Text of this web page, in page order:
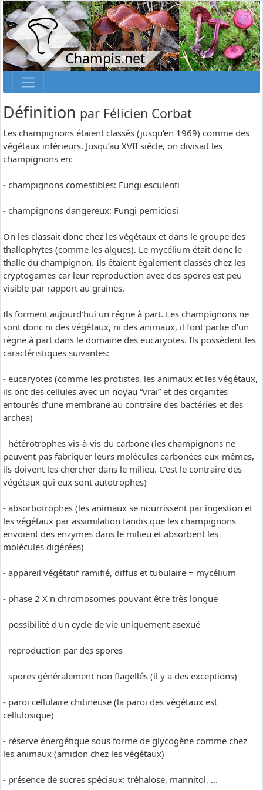
Champis.net
Définition par Félicien Corbat
Les champignons étaient classés (jusqu'en 1969) comme des
végétaux inférieurs. Jusqu’au XVII siècle, on divisait les
champignons en:
- champignons comestibles: Fungi esculenti
- champignons dangereux: Fungi perniciosi
On les classait donc chez les végétaux et dans le groupe des
thallophytes (comme les algues). Le mycélium était donc le
thalle du champignon. Ils étaient également classés chez les
cryptogames car leur reproduction avec des spores est peu
visible par rapport au graines.
Ils forment aujourd'hui un régne à part. Les champignons ne
sont donc ni des végétaux, ni des animaux, il font partie d’un
règne à part dans le domaine des eucaryotes. Ils possèdent les
caractéristiques suivantes:
- eucaryotes (comme les protistes, les animaux et les végétaux,
ils ont des cellules avec un noyau “vrai” et des organites
entourés d’une membrane au contraire des bactéries et des
archea)
- hétérotrophes vis-à-vis du carbone (les champignons ne
peuvent pas fabriquer leurs molécules carbonées eux-mêmes,
ils doivent les chercher dans le milieu. C’est le contraire des
végétaux qui eux sont autotrophes)
- absorbotrophes (les animaux se nourrissent par ingestion et
les végétaux par assimilation tandis que les champignons
envoient des enzymes dans le milieu et absorbent les
molécules digérées)
- appareil végétatif ramifié, diffus et tubulaire = mycélium
- phase 2 X n chromosomes pouvant être très longue
- possibilité d'un cycle de vie uniquement asexué
- reproduction par des spores
- spores généralement non flagellés (il y a des exceptions)
- paroi cellulaire chitineuse (la paroi des végétaux est
cellulosique)
- réserve énergétique sous forme de glycogène comme chez
les animaux (amidon chez les végétaux)
- présence de sucres spéciaux: tréhalose, mannitol, ...